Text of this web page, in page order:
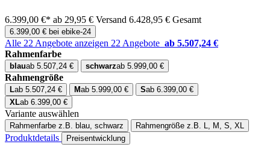
6.399,00 €* ab 29,95 € Versand 6.428,95 € Gesamt
6.399,00 € bei ebike-24
Alle 22 Angebote anzeigen 22 Angebote ab 5.507,24 €
Rahmenfarbe
blauab 5.507,24 € schwarzab 5.999,00 €
Rahmengröße
Lab 5.507,24 € Mab 5.999,00 € Sab 6.399,00 €
XLab 6.399,00 €
Variante auswählen
Rahmenfarbe z.B. blau, schwarz Rahmengröße z.B. L, M, S, XL
Produktdetails Preisentwicklung